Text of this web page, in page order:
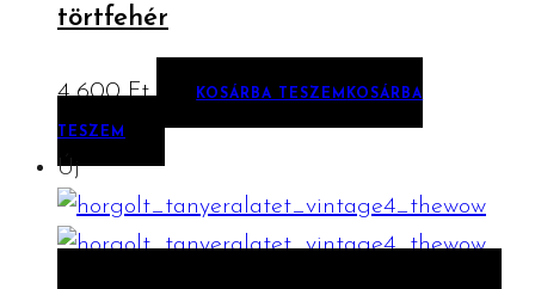
törtfehér
4 600Ft KOSÁRBA TESZEM KOSÁRBA
TESZEM
Új